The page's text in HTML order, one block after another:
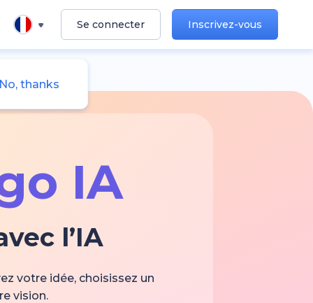
Se connecter Inscrivez-vous
thanks
IA
l’IA
votre idée, choisissez un
vision.